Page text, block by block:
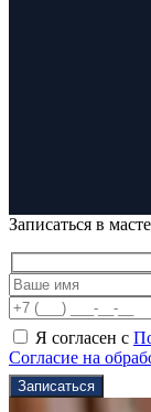
Записаться в
Я согласен с
Согласие на